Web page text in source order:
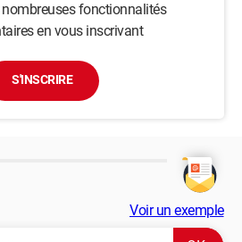
fonctionnalités
en vous inscrivant
S'INSCRIRE
Voir un exemple